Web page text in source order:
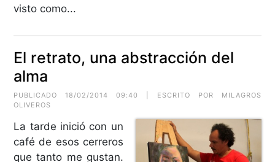
visto como...
El retrato, una abstracción del
alma
PUBLICADO 18/02/2014 09:40 | ESCRITO POR MILAGROS
OLIVEROS
La tarde inició con un
café de esos cerreros
que tanto me gustan.